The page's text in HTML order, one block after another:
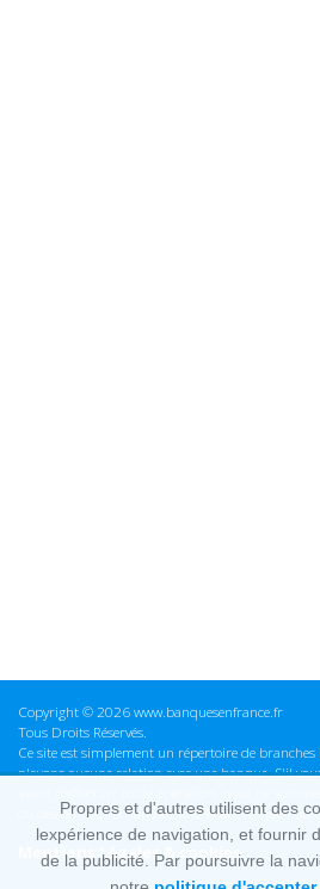
Copyright © 2026 www.banquesenfrance.fr
Tous Droits Réservés.
Ce site est simplement un répertoire de
n'avons aucune relation avec une banque. S'il
avant d'effectuer toute opération, nous ne
ou des omissions dans les informations que
Mentions Légales & cookies
Propres et d'autres utilisent des
lexpérience de navigation, et fournir
de la publicité. Par poursuivre la